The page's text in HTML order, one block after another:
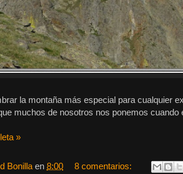
la montaña más especial para cualquier
muchos de nosotros nos ponemos
»
Bonilla en 8:00
8 comentarios: